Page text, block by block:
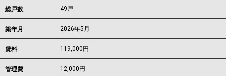
総戸数 49戸
築年月 2026年5月
賃料 119,000 円
管理費 12,000円